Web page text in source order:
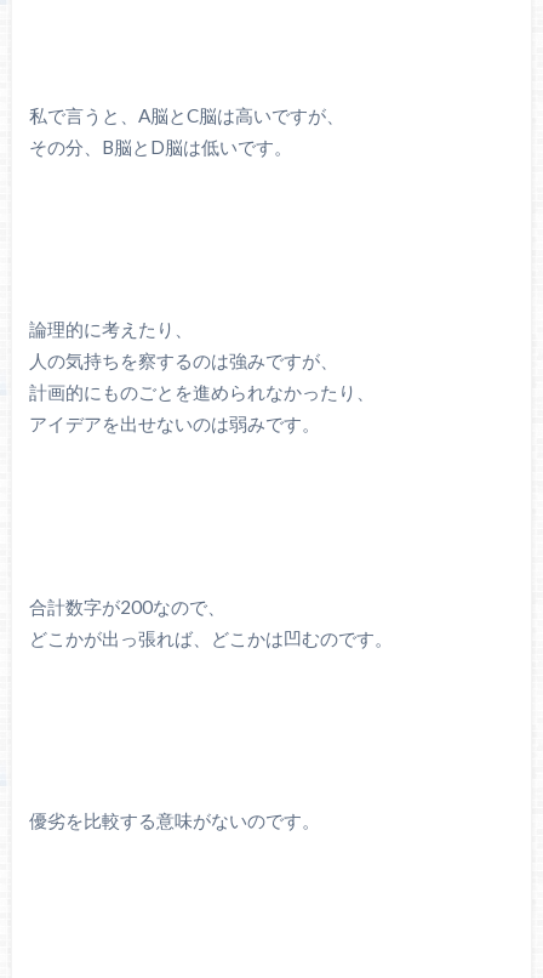
私で言うと、A脳とC脳は高いですが、
その分、B脳とD脳は低いです。
論理的に考えたり、
人の気持ちを察するのは強みですが、
計画的にものごとを進められなかったり、
アイデアを出せないのは弱みです。
合計数字が200なので、
どこかが出っ張れば、どこかは凹むのです。
優劣を比較する意味がないのです。